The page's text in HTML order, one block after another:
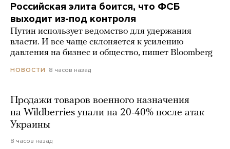
Российская элита боится, что ФСБ
выходит из-под контроля
Путин использует ведомство для удержания
власти. И все чаще склоняется к усилению
давления на бизнес и общество, пишет Bloomberg
НОВОСТИ 8 часов назад
Продажи товаров военного назначения
на Wildberries упали на 20-40% после атак
Украины
8 часов назад